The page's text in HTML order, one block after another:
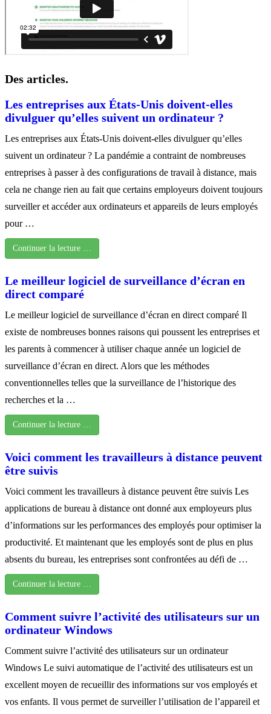
Des articles.
Les entreprises aux États-Unis doivent-elles
divulguer qu’elles suivent un ordinateur ?
Les entreprises aux États-Unis doivent-elles divulguer qu’elles
suivent un ordinateur ? La pandémie a contraint de nombreuses
entreprises à passer à des configurations de travail à distance, mais
cela ne change rien au fait que certains employeurs doivent toujours
surveiller et accéder aux ordinateurs et appareils de leurs employés
pour …
Continuer la lecture …
Le meilleur logiciel de surveillance d’écran en
direct comparé
Le meilleur logiciel de surveillance d’écran en direct comparé Il
existe de nombreuses bonnes raisons qui poussent les entreprises et
les parents à commencer à utiliser chaque année un logiciel de
surveillance d’écran en direct. Alors que les méthodes
conventionnelles telles que la surveillance de l’historique des
recherches et la …
Continuer la lecture …
Voici comment les travailleurs à distance peuvent
être suivis
Voici comment les travailleurs à distance peuvent être suivis Les
applications de bureau à distance ont donné aux employeurs plus
d’informations sur les performances des employés pour optimiser la
productivité. Et maintenant que les employés sont de plus en plus
absents du bureau, les entreprises sont confrontées au défi de …
Continuer la lecture …
Comment suivre l’activité des utilisateurs sur un
ordinateur Windows
Comment suivre l’activité des utilisateurs sur un ordinateur
Windows Le suivi automatique de l’activité des utilisateurs est un
excellent moyen de recueillir des informations sur vos employés et
vos enfants. Il vous permet de surveiller l’utilisation de l’appareil et